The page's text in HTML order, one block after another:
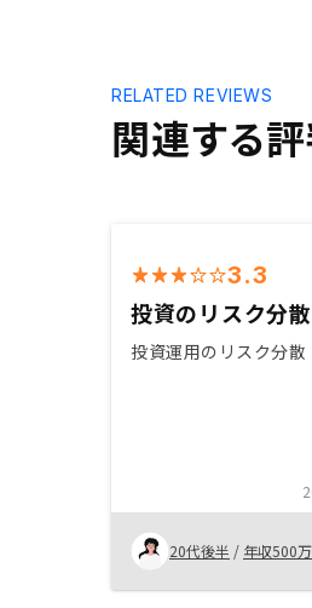
関連する評
RELATED REVIEWS
3.3
投資のリスク分
投資運用のリスク分散
20代後半 / 年収500